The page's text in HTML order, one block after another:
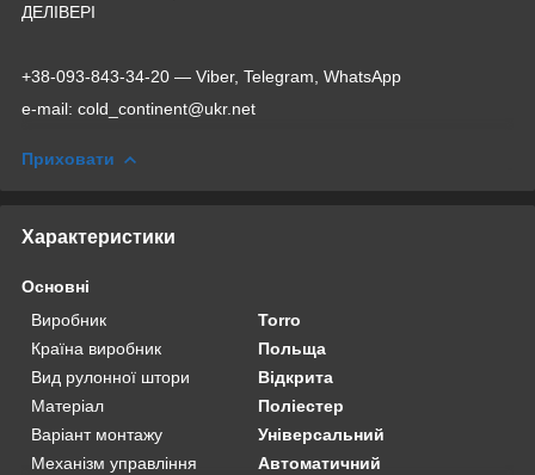
ДЕЛІВЕРІ
+38-093-843-34-20 — Viber, Telegram, WhatsApp
e-mail: cold_continent@ukr.net
Приховати
Характеристики
Основні
Виробник
Torro
Країна виробник
Польща
Вид рулонної штори
Відкрита
Матеріал
Поліестер
Варіант монтажу
Універсальний
Механізм управління
Автоматичний